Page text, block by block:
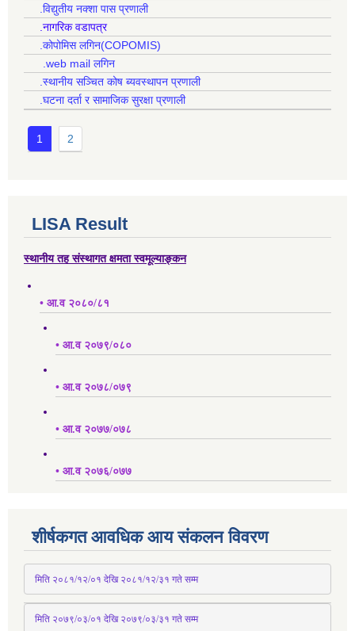
.विद्युतीय नक्शा पास प्रणाली
.नागरिक वडापत्र
.कोपोमिस लगिन(COPOMIS)
.web mail लगिन
.स्थानीय सञ्चित कोष ब्यवस्थापन प्रणाली
.घटना दर्ता र सामाजिक सुरक्षा प्रणाली
1 2
LISA Result
स्थानीय तह संस्थागत क्षमता स्वमूल्याङ्कन
• आ.व २०८०/८१
• आ.व २०७९/०८०
• आ.व २०७८/०७९
• आ.व २०७७/०७८
• आ.व २०७६/०७७
शीर्षकगत आवधिक आय संकलन विवरण
मिति २०८१/१२/०१ देखि २०८१/१२/३१ गते सम्म
मिति २०७९/०३/०१ देखि २०७९/०३/३१ गते सम्म